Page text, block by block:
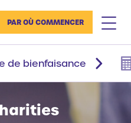
PAR OÙ COMMENCER
de bienfaisance